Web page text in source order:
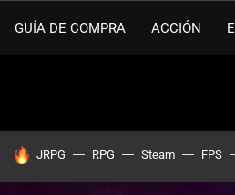
GUÍA DE COMPRA ACCIÓN
HOY SE HABLA DE
JRPG RPG Steam FPS